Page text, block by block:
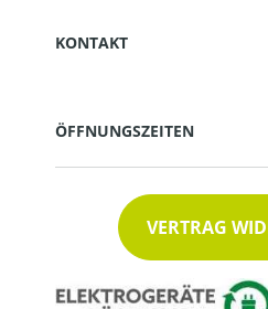
KONTAKT
ÖFFNUNGSZEITEN
VERTRAG